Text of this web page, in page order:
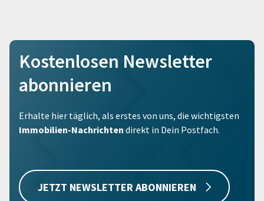
Kostenlosen Newsletter
abonnieren
Erhalte hier täglich, als erstes von uns, die wichtigsten
Immobilien-Nachrichten direkt in Dein Postfach.
JETZT NEWSLETTER ABONNIEREN